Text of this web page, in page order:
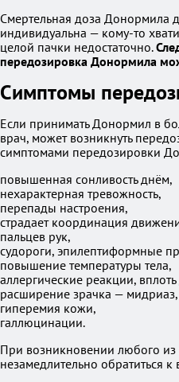
Смертельная доза Донормила
индивидуальна — кому-то
целой пачки недостаточно.
передозировка Донормила
Симптомы
Если принимать Донормил в
врач, может возникнуть
симптомами передозировки
повышенная сонливость днём,
нехарактерная тревожность,
перепады настроения,
страдает координация
пальцев рук,
судороги, эпилептиформные
повышение температуры тела,
аллергические реакции,
расширение зрачка — мидриаз,
гиперемия кожи,
галлюцинации.
При возникновении любого из
незамедлительно обратиться к